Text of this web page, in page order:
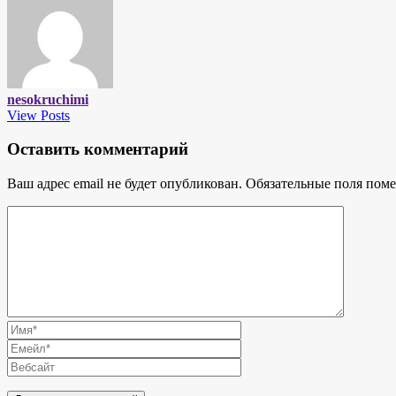
nesokruchimi
View Posts
Оставить комментарий
Ваш адрес email не будет опубликован. Обязательные поля